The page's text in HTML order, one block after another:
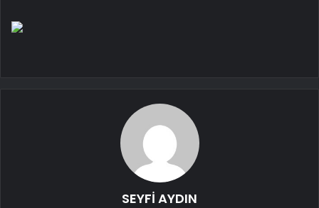
SEYFİ AYDIN